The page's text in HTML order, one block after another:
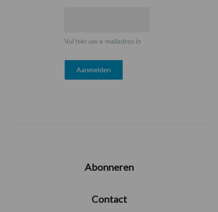
Vul hier uw e-mailadres in
Abonneren
Contact